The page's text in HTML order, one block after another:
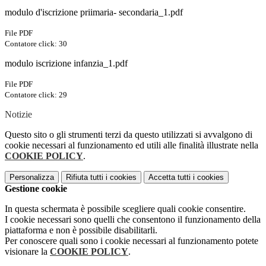
modulo d'iscrizione priimaria- secondaria_1.pdf
File PDF
Contatore click: 30
modulo iscrizione infanzia_1.pdf
File PDF
Contatore click: 29
Notizie
Questo sito o gli strumenti terzi da questo utilizzati si avvalgono di
cookie necessari al funzionamento ed utili alle finalità illustrate nella
COOKIE POLICY.
Personalizza Rifiuta tutti i cookies Accetta tutti i cookies
Gestione cookie
In questa schermata è possibile scegliere quali cookie consentire.
I cookie necessari sono quelli che consentono il funzionamento della
piattaforma e non è possibile disabilitarli.
Per conoscere quali sono i cookie necessari al funzionamento potete
visionare la COOKIE POLICY.